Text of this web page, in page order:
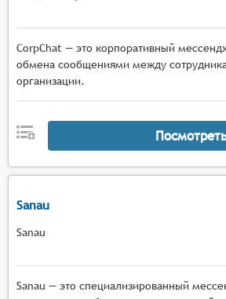
управления проектами, ERP,
почта.
Управление
создание групп, назначение
внутри команды.
Функциональность для
настройка интерфейса и
CorpChat — это корпоративный
обмена сообщениями между
организации.
Sanau
Sanau
Sanau — это специализированный